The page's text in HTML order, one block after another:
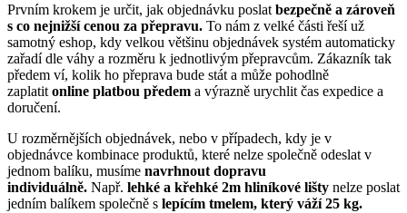
Prvním krokem je určit, jak objednávku poslat bezpečně a zároveň
s co nejnižší cenou za přepravu. To nám z velké části řeší už
samotný eshop, kdy velkou většinu objednávek systém automaticky
zařadí dle váhy a rozměru k jednotlivým přepravcům. Zákazník tak
předem ví, kolik ho přeprava bude stát a může pohodlně
zaplatit online platbou předem a výrazně urychlit čas expedice a
doručení.
U rozměrnějších objednávek, nebo v případech, kdy je v
objednávce kombinace produktů, které nelze společně odeslat v
jednom balíku, musíme navrhnout dopravu
individuálně. Např. lehké a křehké 2m hliníkové lišty nelze poslat
jedním balíkem společně s lepícím tmelem, který váží 25 kg.